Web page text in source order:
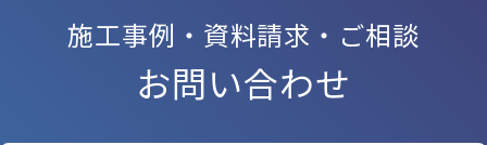
施工事例・資料請求・ご相談
お問い合わせ